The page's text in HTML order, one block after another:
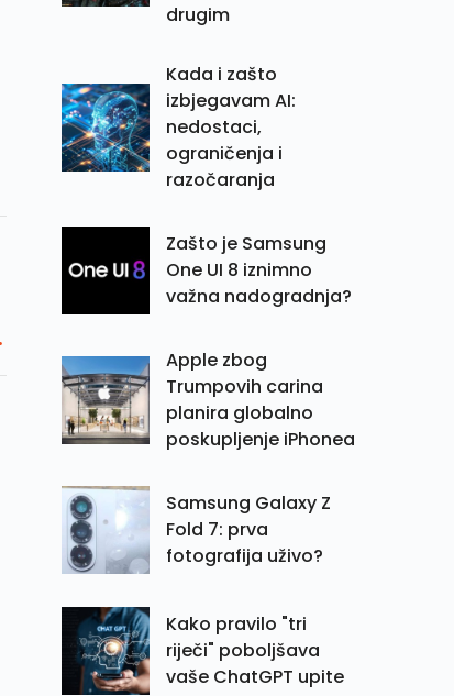
drugim
Kada i zašto
izbjegavam AI:
nedostaci,
ograničenja i
razočaranja
Zašto je Samsung
One UI 8 iznimno
važna nadogradnja?
Apple zbog
Trumpovih carina
planira globalno
poskupljenje iPhonea
Samsung Galaxy Z
Fold 7: prva
fotografija uživo?
Kako pravilo "tri
riječi" poboljšava
vaše ChatGPT upite